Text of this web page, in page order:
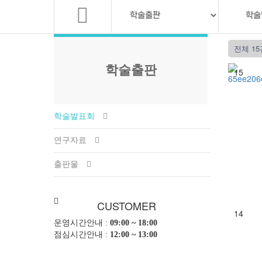
학술출판
학술발표회
연구자료
출판물
CUSTOMER
운영시간안내 : 09:00 ~ 18:00
점심시간안내 : 12:00 ~ 13:00
전체 15
15
14